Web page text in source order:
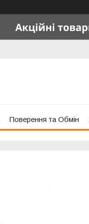
Поверення та Обмін